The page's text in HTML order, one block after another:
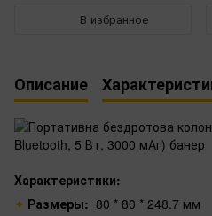
В избранное
Описание
Характеристики:
Размеры: 80 * 80 * 248.7 мм